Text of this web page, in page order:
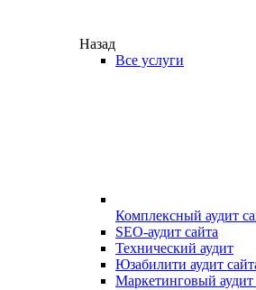
Назад
Все услуги
Комплексный аудит
SEO-аудит сайта
Технический аудит
Юзабилити аудит
Маркетинговый аудит